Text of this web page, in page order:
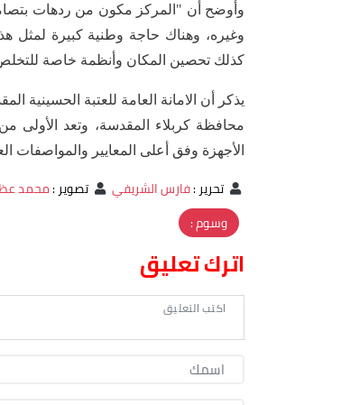
وأوضح أن "المركز مكون من ردهات
وغيره، وهناك حاجة وطنية كبيرة لمثل
كذلك تحصين المكان وأنظمة خاصة
يذكر أن الامانة العامة للعتبة
الأجهزة وفق أعلى المعايير والمواصفات
تحرير:فارس الشريفي تصوير:محمد
وسوم :
اترك تعليق